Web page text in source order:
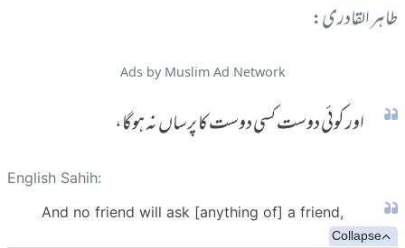
طاہر القادری:
Ads by Muslim Ad Network
اور کوئی دوست کسی دوست کا پرساں نہ ہوگا،
English Sahih:
And no friend will ask [anything of] a friend,
Collapse